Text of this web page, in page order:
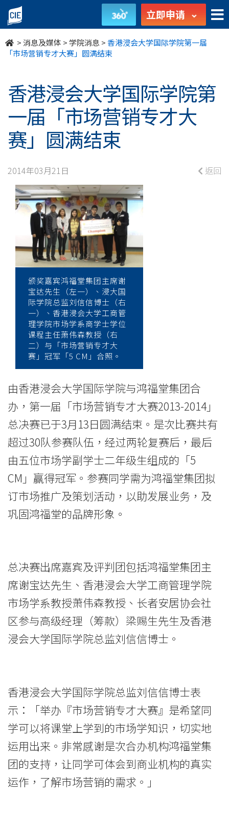
香
港
浸
大
学
国
际
学
院
一
届
「市
销
专
才
大
赛」
圆
满
结
学
院
消
息
国
际
学
院
立即申请
>消息及媒体 >学院消息 >香港浸会大学国际学院第一届
「市场营销专才大赛」圆满结束
香港浸会大学国际学院第
一届「市场营销专才大
赛」圆满结束
2014年03月21日 返回
颁奖嘉宾鸿福堂集团主席谢
宝达先生（左一）、浸大国
际学院总监刘信信博士（右
一）、香港浸会大学工商管
理学院市场学系商学士学位
课程主任萧伟森教授（右
二）与「市场营销专才大
赛」冠军「5 CM」合照。
由香港浸会大学国际学院与鸿福堂集团合
办，第一届「市场营销专才大赛2013-2014」
总决赛已于3月13日圆满结束。是次比赛共有
超过30队参赛队伍，经过两轮复赛后，最后
由五位市场学副学士二年级生组成的「5
CM」赢得冠军。参赛同学需为鸿福堂集团拟
订市场推广及策划活动，以助发展业务，及
巩固鸿福堂的品牌形象。
总决赛出席嘉宾及评判团包括鸿福堂集团主
席谢宝达先生、香港浸会大学工商管理学院
市场学系教授萧伟森教授、长者安居协会社
区参与高级经理（筹款）梁赐生先生及香港
浸会大学国际学院总监刘信信博士。
香港浸会大学国际学院总监刘信信博士表
示：「举办『市场营销专才大赛』​​是希望同
学可以将课堂上学到的市场学知识，切实地
运用出来。非常感谢是次合办机构鸿福堂集
团的支持，让同学可体会到商业机构的真实
运作，了解市场营销的需求。」